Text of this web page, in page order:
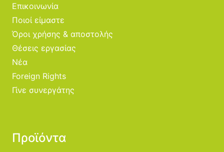
Επικοινωνία
Ποιοί είμαστε
Όροι χρήσης & αποστολής
Θέσεις εργασίας
Νέα
Foreign Rights
Γίνε συνεργάτης
Προϊόντα